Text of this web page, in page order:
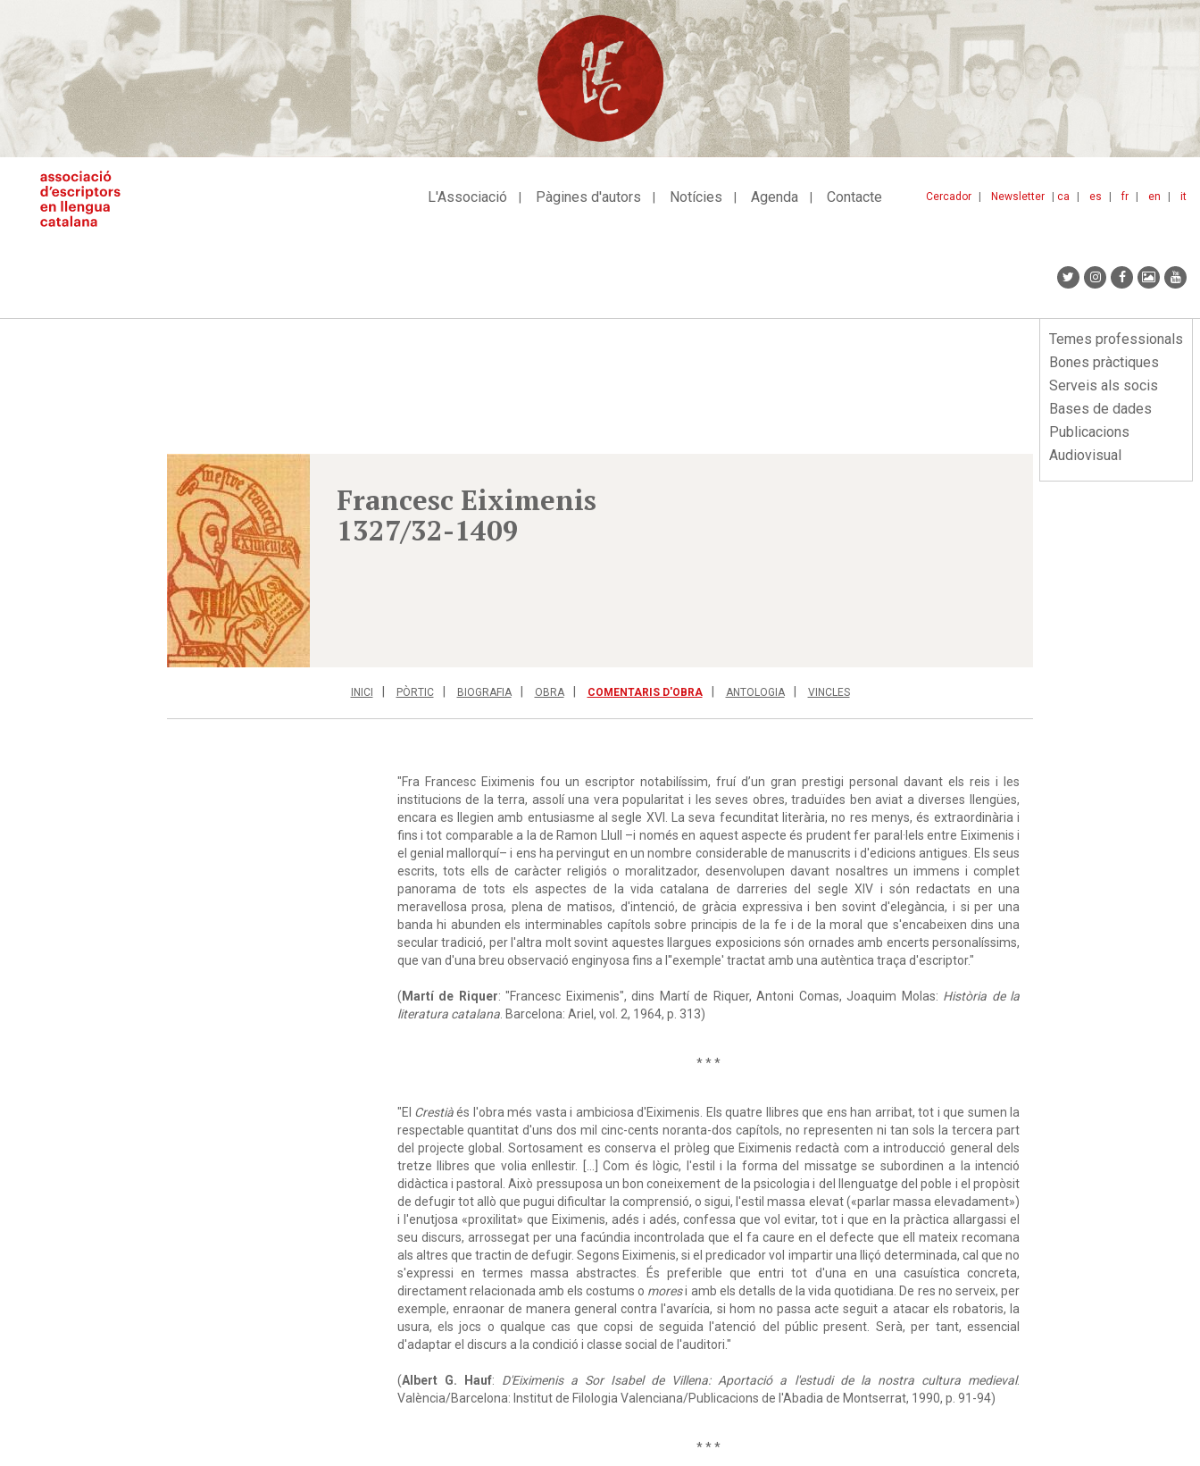
contingut
ca es fr en it
Cercador Newsletter
L'Associació Pàgines d'autors Notícies Agenda Contacte
Menu
lateral
Temes professionals
Bones pràctiques
Serveis als socis
Bases de dades
Publicacions
Audiovisual
Francesc Eiximenis
1327/32-1409
INICI PÒRTIC BIOGRAFIA OBRA COMENTARIS D'OBRA ANTOLOGIA VINCLES
"Fra Francesc Eiximenis fou un escriptor notabilíssim, fruí d’un gran prestigi personal davant els reis i les
institucions de la terra, assolí una vera popularitat i les seves obres, traduïdes ben aviat a diverses llengües,
encara es llegien amb entusiasme al segle XVI. La seva fecunditat literària, no res menys, és extraordinària i
fins i tot comparable a la de Ramon Llull –i només en aquest aspecte és prudent fer paral·lels entre Eiximenis i
el genial mallorquí– i ens ha pervingut en un nombre considerable de manuscrits i d'edicions antigues. Els seus
escrits, tots ells de caràcter religiós o moralitzador, desenvolupen davant nosaltres un immens i complet
panorama de tots els aspectes de la vida catalana de darreries del segle XIV i són redactats en una
meravellosa prosa, plena de matisos, d'intenció, de gràcia expressiva i ben sovint d'elegància, i si per una
banda hi abunden els interminables capítols sobre principis de la fe i de la moral que s'encabeixen dins una
secular tradició, per l'altra molt sovint aquestes llargues exposicions són ornades amb encerts personalíssims,
que van d'una breu observació enginyosa fins a l''exemple' tractat amb una autèntica traça d'escriptor."
( Martí de Riquer: "Francesc Eiximenis", dins Martí de Riquer, Antoni Comas, Joaquim Molas: Història de la
literatura catalana. Barcelona: Ariel, vol. 2, 1964, p. 313)
* * *
"El Crestiàés l'obra més vasta i ambiciosa d'Eiximenis. Els quatre llibres que ens han arribat, tot i que sumen la
respectable quantitat d'uns dos mil cinc-cents noranta-dos capítols, no representen ni tan sols la tercera part
del projecte global. Sortosament es conserva el pròleg que Eiximenis redactà com a introducció general dels
tretze llibres que volia enllestir. [...] Com és lògic, l'estil i la forma del missatge se subordinen a la intenció
didàctica i pastoral. Això pressuposa un bon coneixement de la psicologia i del llenguatge del poble i el propòsit
de defugir tot allò que pugui dificultar la comprensió, o sigui, l'estil massa elevat («parlar massa elevadament»)
i l'enutjosa «proxilitat» que Eiximenis, adés i adés, confessa que vol evitar, tot i que en la pràctica allargassi el
seu discurs, arrossegat per una facúndia incontrolada que el fa caure en el defecte que ell mateix recomana
als altres que tractin de defugir. Segons Eiximenis, si el predicador vol impartir una lliçó determinada, cal que no
s'expressi en termes massa abstractes. És preferible que entri tot d'una en una casuística concreta,
directament relacionada amb els costums o moresi amb els detalls de la vida quotidiana. De res no serveix, per
exemple, enraonar de manera general contra l'avarícia, si hom no passa acte seguit a atacar els robatoris, la
usura, els jocs o qualque cas que copsi de seguida l'atenció del públic present. Serà, per tant, essencial
d'adaptar el discurs a la condició i classe social de l'auditori."
(Albert G. Hauf: D'Eiximenis a Sor Isabel de Villena: Aportació a l'estudi de la nostra cultura medieval.
València/Barcelona: Institut de Filologia Valenciana/Publicacions de l'Abadia de Montserrat, 1990, p. 91-94)
* * *